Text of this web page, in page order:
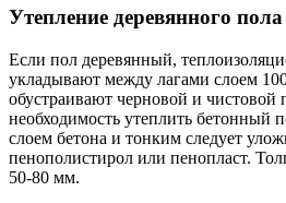
Утепление деревянного пола
Если пол деревянный,
укладывают между лагами слоем
обустраивают черновой и чистовой
необходимость утеплить бетонный
слоем бетона и тонким следует
пенополистирол или пенопласт.
50-80 мм.